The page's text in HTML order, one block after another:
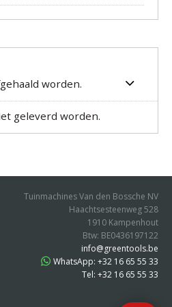
worden.
geleverd worden.
Tuinmachines Van den Bossche NV
Haachtsesteenweg 528
1910 Kampenhout
Btw: BE0436197122
info@greentools.be
WhatsApp: +32 16 65 55 33
Tel: +32 16 65 55 33